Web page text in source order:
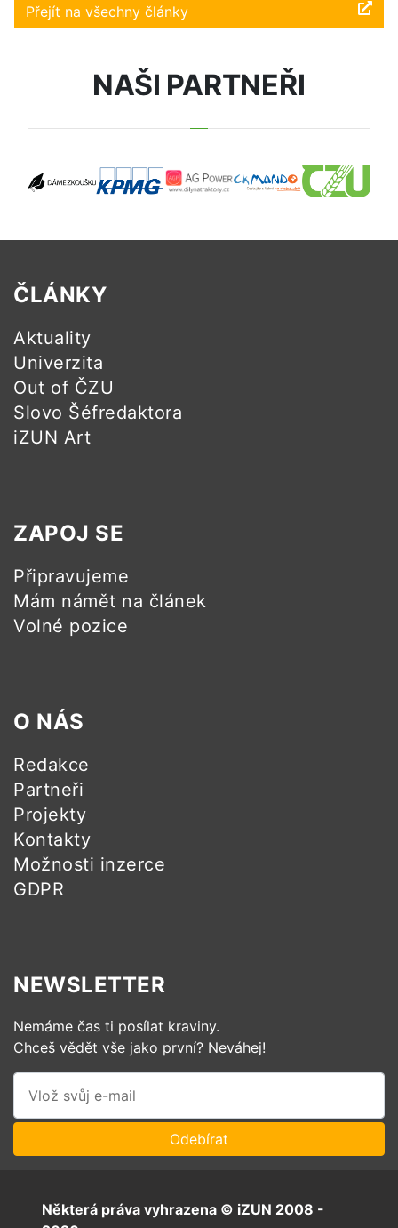
Přejít na všechny články
NAŠI PARTNEŘI
ČLÁNKY
Aktuality
Univerzita
Out of ČZU
Slovo Šéfredaktora
iZUN Art
ZAPOJ SE
Připravujeme
Mám námět na článek
Volné pozice
O NÁS
Redakce
Partneři
Projekty
Kontakty
Možnosti inzerce
GDPR
NEWSLETTER
Nemáme čas ti posílat kraviny.
Chceš vědět vše jako první? Neváhej!
Některá práva vyhrazena © iZUN 2008 -